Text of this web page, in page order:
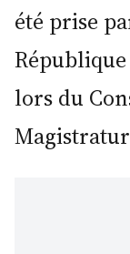
été prise
République
lors du